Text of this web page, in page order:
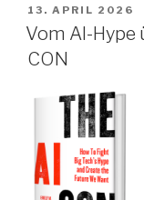
AM
13. APRIL 2026
Vom AI-Hype
CON